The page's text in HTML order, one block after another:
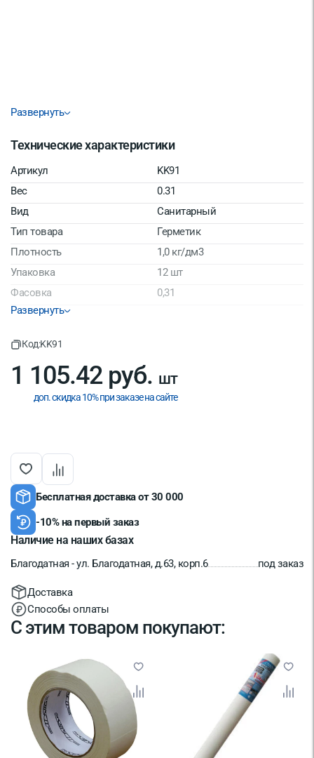
Развернуть
Технические характеристики
Артикул
KK91
Вес
0.31
Вид
Санитарный
Тип товара
Герметик
Плотность
1,0 кг/дм3
Упаковка
12 шт
Фасовка
0,31
Производитель/Бренд
Страна производитель
Твёрдость по Шору
A ок.20
Температура использования
от -40 до +120°С
Развернуть
Код:KK91
1 105.42 руб. шт
доп. скидка 10% при заказе на сайте
Бесплатная доставка от 30 000
-10% на первый заказ
Наличие на наших базах
Благодатная - ул. Благодатная, д.63, корп.6 под заказ
Доставка
Способы оплаты
С этим товаром покупают: